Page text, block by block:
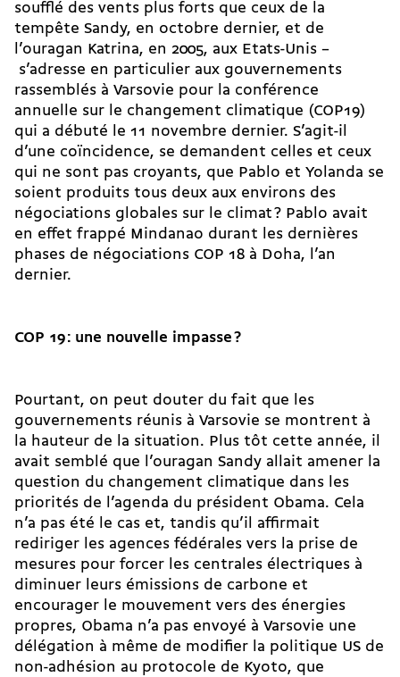
soufflé des vents plus forts que ceux de la
tempête Sandy, en octobre dernier, et de
l’ouragan Katrina, en 2005, aux Etats-Unis –
s’adresse en particulier aux gouvernements
rassemblés à Varsovie pour la conférence
annuelle sur le changement climatique (COP19)
qui a débuté le 11 novembre dernier. S’agit-il
d’une coïncidence, se demandent celles et ceux
qui ne sont pas croyants, que Pablo et Yolanda se
soient produits tous deux aux environs des
négociations globales sur le climat ? Pablo avait
en effet frappé Mindanao durant les dernières
phases de négociations COP 18 à Doha, l’an
dernier.
COP 19: une nouvelle impasse?
Pourtant, on peut douter du fait que les
gouvernements réunis à Varsovie se montrent à
la hauteur de la situation. Plus tôt cette année, il
avait semblé que l’ouragan Sandy allait amener la
question du changement climatique dans les
priorités de l’agenda du président Obama. Cela
n’a pas été le cas et, tandis qu’il affirmait
rediriger les agences fédérales vers la prise de
mesures pour forcer les centrales électriques à
diminuer leurs émissions de carbone et
encourager le mouvement vers des énergies
propres, Obama n’a pas envoyé à Varsovie une
délégation à même de modifier la politique US de
non-adhésion au protocole de Kyoto, que